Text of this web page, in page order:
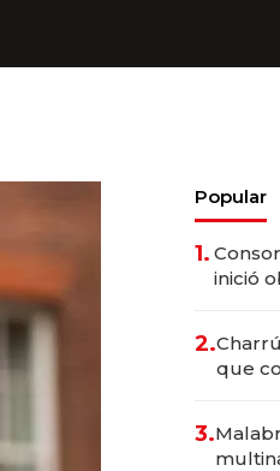
Popular
1.
inició
2.
que
3.